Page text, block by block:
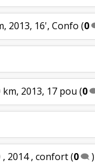
2013, 16', Confo (0
km, 2013, 17 pou (0
, 2014 , confort(0 )